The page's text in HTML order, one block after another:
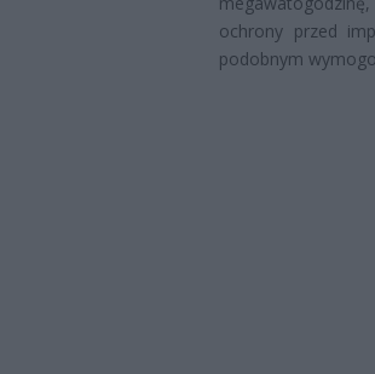
ochrony przed
podobnym